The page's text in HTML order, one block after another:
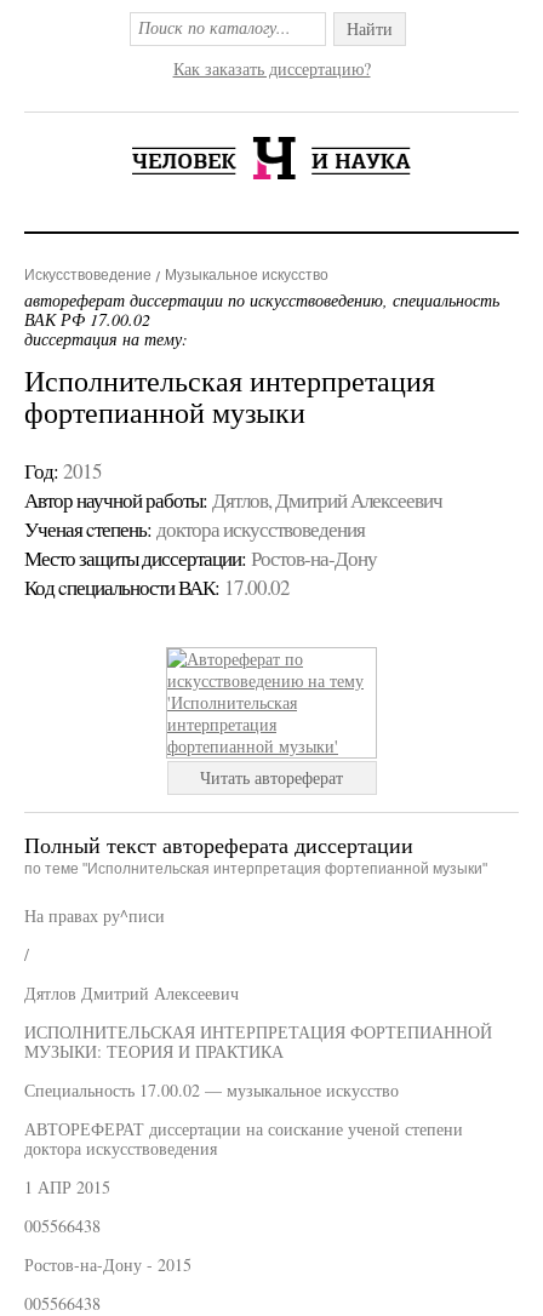
Найти
Как заказать диссертацию?
Искусствоведение Музыкальное искусство
автореферат диссертации по искусствоведению, специальность
ВАК РФ 17.00.02
диссертация на тему:
Исполнительская интерпретация
фортепианной музыки
Год: 2015
Автор научной работы: Дятлов, Дмитрий Алексеевич
Ученая cтепень: доктора искусствоведения
Место защиты диссертации: Ростов-на-Дону
Код cпециальности ВАК: 17.00.02
Читать автореферат
Полный текст автореферата диссертации
по теме "Исполнительская интерпретация фортепианной музыки"
На правах ру^писи
/
Дятлов Дмитрий Алексеевич
ИСПОЛНИТЕЛЬСКАЯ ИНТЕРПРЕТАЦИЯ ФОРТЕПИАННОЙ
МУЗЫКИ: ТЕОРИЯ И ПРАКТИКА
Специальность 17.00.02 — музыкальное искусство
АВТОРЕФЕРАТ диссертации на соискание ученой степени
доктора искусствоведения
1 АПР 2015
005566438
Ростов-на-Дону - 2015
005566438